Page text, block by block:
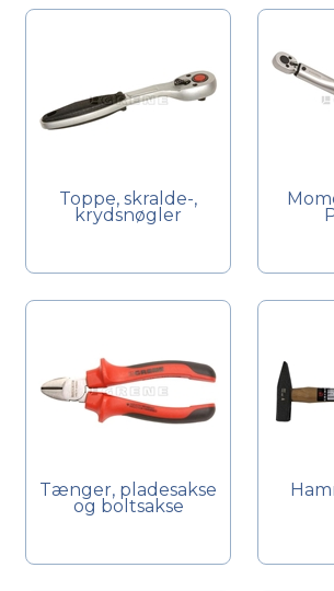
Toppe, skralde-,
krydsnøgler
Tænger, pladesakse
og boltsakse